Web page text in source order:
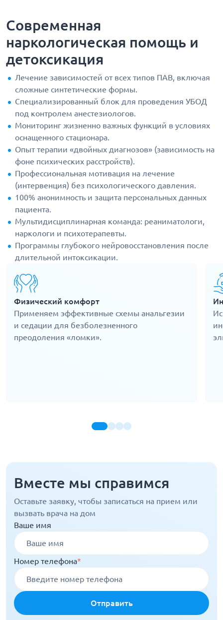
Современная
наркологическая помощь и
детоксикация
Лечение зависимостей от всех типов ПАВ, включая
сложные синтетические формы.
Специализированный блок для проведения УБОД
под контролем анестезиологов.
Мониторинг жизненно важных функций в условиях
оснащенного стационара.
Опыт терапии «двойных диагнозов» (зависимость на
фоне психических расстройств).
Профессиональная мотивация на лечение
(интервенция) без психологического давления.
100% анонимность и защита персональных данных
пациента.
Мультидисциплинарная команда: реаниматологи,
наркологи и психотерапевты.
Программы глубокого нейровосстановления после
длительной интоксикации.
Физический комфорт
Применяем эффективные схемы анальгезии
и седации для безболезненного
преодоления «ломки».
Вместе мы справимся
Оставьте заявку, чтобы записаться на прием или
вызвать врача на дом
Ваше имя
Номер телефона*
Отправить